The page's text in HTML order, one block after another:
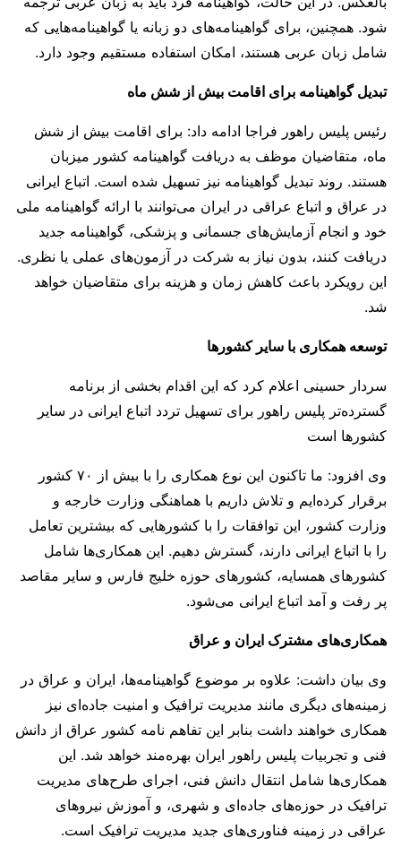
شود. همچنین، برای گواهینامه‌های دو زبانه یا گواهینامه‌هایی که
شامل زبان عربی هستند، امکان استفاده مستقیم وجود دارد.
تبدیل گواهینامه برای اقامت بیش از شش ماه
رئیس پلیس راهور فراجا ادامه داد: برای اقامت بیش از شش
ماه، متقاضیان موظف به دریافت گواهینامه کشور میزبان
هستند. روند تبدیل گواهینامه نیز تسهیل شده است. اتباع ایرانی
در عراق و اتباع عراقی در ایران می‌توانند با ارائه گواهینامه ملی
خود و انجام آزمایش‌های جسمانی و پزشکی، گواهینامه جدید
دریافت کنند، بدون نیاز به شرکت در آزمون‌های عملی یا نظری.
این رویکرد باعث کاهش زمان و هزینه برای متقاضیان خواهد
شد.
توسعه همکاری با سایر کشورها
سردار حسینی اعلام کرد که این اقدام بخشی از برنامه
گسترده‌تر پلیس راهور برای تسهیل تردد اتباع ایرانی در سایر
کشورها است
وی افزود: ما تاکنون این نوع همکاری را با بیش از ۷۰ کشور
برقرار کرده‌ایم و تلاش داریم با هماهنگی وزارت خارجه و
وزارت کشور، این توافقات را با کشورهایی که بیشترین تعامل
را با اتباع ایرانی دارند، گسترش دهیم. این همکاری‌ها شامل
کشورهای همسایه، کشورهای حوزه خلیج فارس و سایر مقاصد
پر رفت و آمد اتباع ایرانی می‌شود.
همکاری‌های مشترک ایران و عراق
وی بیان داشت: علاوه بر موضوع گواهینامه‌ها، ایران و عراق در
زمینه‌های دیگری مانند مدیریت ترافیک و امنیت جاده‌ای نیز
همکاری خواهند داشت بنابر این تفاهم نامه کشور عراق از دانش
فنی و تجربیات پلیس راهور ایران بهره‌مند خواهد شد. این
همکاری‌ها شامل انتقال دانش فنی، اجرای طرح‌های مدیریت
ترافیک در حوزه‌های جاده‌ای و شهری، و آموزش نیروهای
عراقی در زمینه فناوری‌های جدید مدیریت ترافیک است.